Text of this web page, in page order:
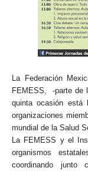
La Federación
FEMESS, -parte de
quinta ocasión
organizaciones
mundial de la Salud
La FEMESS y el
organismos
coordinando junto